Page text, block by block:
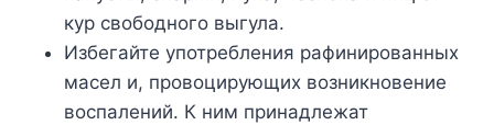
кур свободного выгула.
Избегайте употребления рафинированных
масел и, провоцирующих возникновение
воспалений. К ним принадлежат